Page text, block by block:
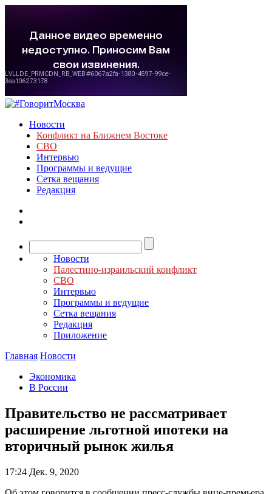
Новости
Конфликт на Ближнем Востоке
СВО
Интервью
Программы и ведущие
Сетка вещания
Редакция
Новости
Палестино-израильский конфликт
СВО
Интервью
Программы и ведущие
Сетка вещания
Редакция
Приложение
Главная Новости
Экономика
В России
Правительство не рассматривает
расширение льготной ипотеки на
вторичный рынок жилья
17:24 Дек. 9, 2020